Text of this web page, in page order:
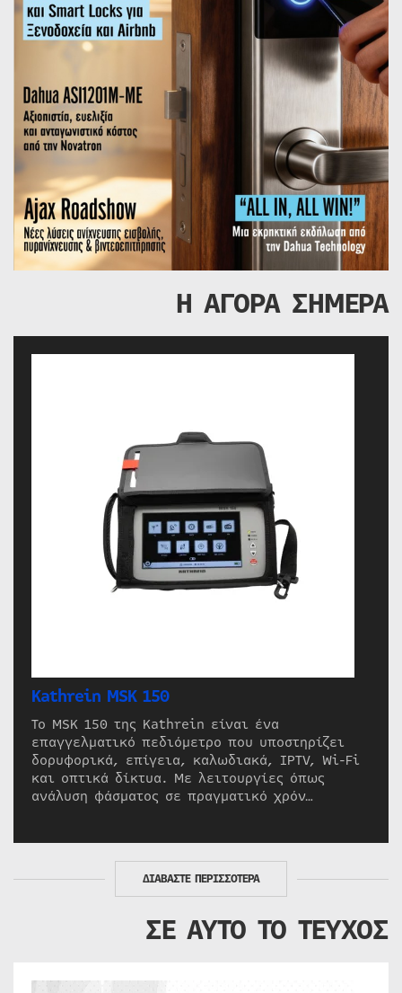
Η ΑΓΟΡΑ ΣΗΜΕΡΑ
Kathrein MSK 150
Το MSK 150 της Kathrein είναι ένα
επαγγελματικό πεδιόμετρο που υποστηρίζει
δορυφορικά, επίγεια, καλωδιακά, IPTV, Wi-Fi
και οπτικά δίκτυα. Με λειτουργίες όπως
ανάλυση φάσματος σε πραγματικό χρόν…
ΔΙΑΒΑΣΤΕ ΠΕΡΙΣΣΟΤΕΡΑ
ΣΕ ΑΥΤΟ ΤΟ ΤΕΥΧΟΣ